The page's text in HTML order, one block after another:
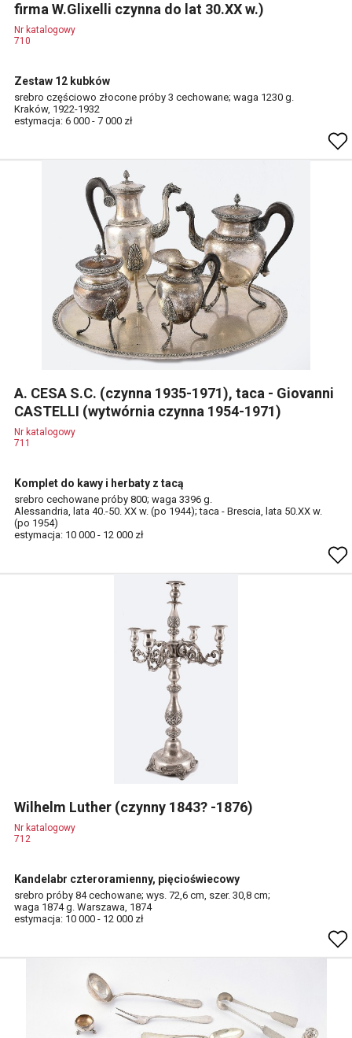
firma W.Glixelli czynna do lat 30.XX w.)
Nr katalogowy
710
Zestaw 12 kubków
srebro częściowo złocone próby 3 cechowane; waga 1230 g.
Kraków, 1922-1932
estymacja: 6 000 - 7 000 zł
A. CESA S.C. (czynna 1935-1971), taca - Giovanni
CASTELLI (wytwórnia czynna 1954-1971)
Nr katalogowy
711
Komplet do kawy i herbaty z tacą
srebro cechowane próby 800; waga 3396 g.
Alessandria, lata 40.-50. XX w. (po 1944); taca - Brescia, lata 50.XX w.
(po 1954)
estymacja: 10 000 - 12 000 zł
Wilhelm Luther (czynny 1843? -1876)
Nr katalogowy
712
Kandelabr czteroramienny, pięcioświecowy
srebro próby 84 cechowane; wys. 72,6 cm, szer. 30,8 cm;
waga 1874 g. Warszawa, 1874
estymacja: 10 000 - 12 000 zł